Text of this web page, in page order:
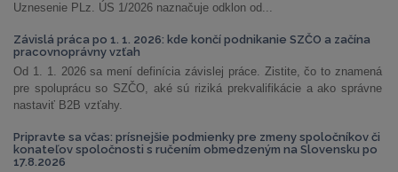
Uznesenie PLz. ÚS 1/2026 naznačuje odklon od...
Závislá práca po 1. 1. 2026: kde končí podnikanie SZČO a začína
pracovnoprávny vzťah
Od 1. 1. 2026 sa mení definícia závislej práce. Zistite, čo to znamená
pre spoluprácu so SZČO, aké sú riziká prekvalifikácie a ako správne
nastaviť B2B vzťahy.
Pripravte sa včas: prísnejšie podmienky pre zmeny spoločníkov či
konateľov spoločnosti s ručením obmedzeným na Slovensku po
17.8.2026